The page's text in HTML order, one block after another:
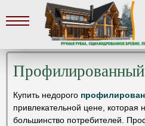
Профилированный
Купить недорого
привлекательной цене, которая
большинство потребителей.